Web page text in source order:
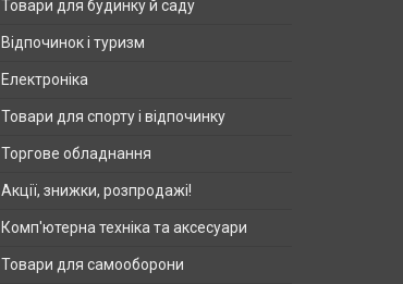
Товари для будинку й саду
Відпочинок і туризм
Електроніка
Товари для спорту і відпочинку
Торгове обладнання
Акції, знижки, розпродажі!
Комп'ютерна техніка та аксесуари
Товари для самооборони